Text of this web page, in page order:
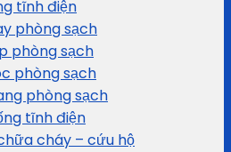
tĩnh điện
phòng sạch
phòng sạch
phòng sạch
phòng sạch
tĩnh điện
cháy – cứu hộ